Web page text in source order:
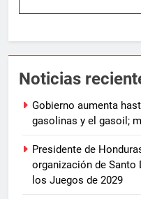
Noticias
Gobierno aumenta
gasolinas y el gasoil;
Presidente de
organización de Santo
los Juegos de 2029